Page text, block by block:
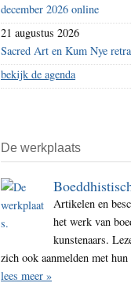
december 2026 online
21 augustus 2026
Sacred Art en Kum Nye
bekijk de agenda
De werkplaats
Artikelen en
het werk van
kunstenaars.
zich ook aanmelden met
lees meer »